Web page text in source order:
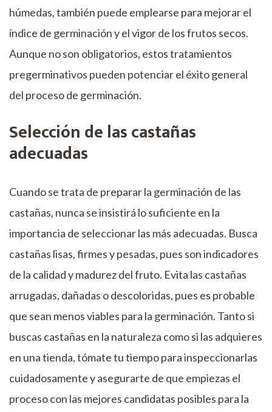
húmedas, también puede emplearse para mejorar el
índice de germinación y el vigor de los frutos secos.
Aunque no son obligatorios, estos tratamientos
pregerminativos pueden potenciar el éxito general
del proceso de germinación.
Selección de las castañas
adecuadas
Cuando se trata de preparar la germinación de las
castañas, nunca se insistirá lo suficiente en la
importancia de seleccionar las más adecuadas. Busca
castañas lisas, firmes y pesadas, pues son indicadores
de la calidad y madurez del fruto. Evita las castañas
arrugadas, dañadas o descoloridas, pues es probable
que sean menos viables para la germinación. Tanto si
buscas castañas en la naturaleza como si las adquieres
en una tienda, tómate tu tiempo para inspeccionarlas
cuidadosamente y asegurarte de que empiezas el
proceso con las mejores candidatas posibles para la